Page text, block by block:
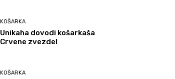
KOŠARKA
Unikaha dovodi košarkaša
Crvene zvezde!
KOŠARKA